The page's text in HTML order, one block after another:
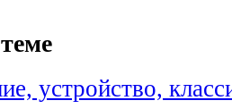
устройство,